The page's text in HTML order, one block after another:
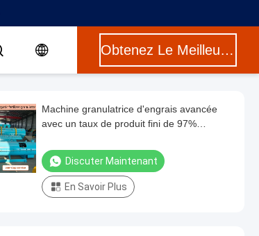
Obtenez Le Meilleur Prix
Machine granulatrice d'engrais avancée
avec un taux de produit fini de 97%
au carbone
Discuter Maintenant
En Savoir Plus